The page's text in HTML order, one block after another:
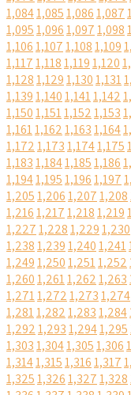
1,0841,0851,0861,087
1,0951,0961,0971,098
1,1061,1071,1081,109
1,1171,1181,1191,120
1,1281,1291,1301,131
1,1391,1401,1411,142
1,1501,1511,1521,153
1,1611,1621,1631,164
1,1721,1731,1741,175
1,1831,1841,1851,186
1,1941,1951,1961,197
1,2051,2061,2071,208
1,2161,2171,2181,219
1,2271,2281,2291,230
1,2381,2391,2401,241
1,2491,2501,2511,252
1,2601,2611,2621,263
1,2711,2721,2731,274
1,2811,2821,2831,284
1,2921,2931,2941,295
1,3031,3041,3051,306
1,3141,3151,3161,317
1,3251,3261,3271,328